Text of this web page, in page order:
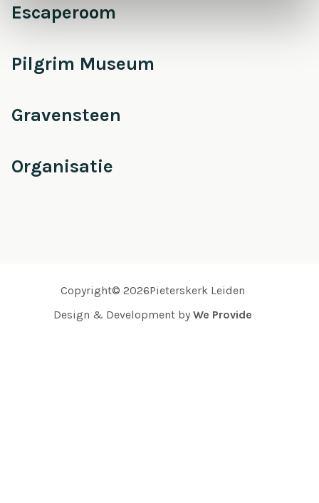
Escaperoom
Pilgrim Museum
Gravensteen
Organisatie
Copyright© 2026Pieterskerk Leiden
Design & Development by We Provide